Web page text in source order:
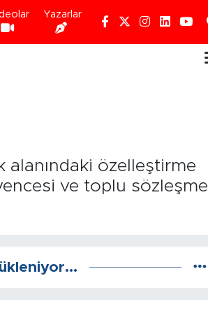
Yazarlar
alanındaki özelleştirme
ve toplu sözleşme